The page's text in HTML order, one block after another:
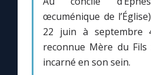
Questions-réponses
Prier au quotidien
œcuménique de
22 juin à septembre
reconnue Mère du Fils
incarné en son sein.